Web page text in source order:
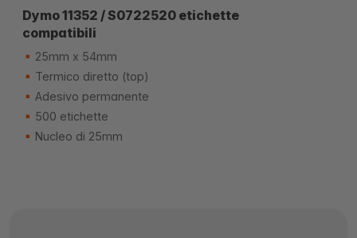
Dymo 11352 / S0722520 etichette
compatibili
25mm x 54mm
Termico diretto (top)
Adesivo permanente
500 etichette
Nucleo di 25mm